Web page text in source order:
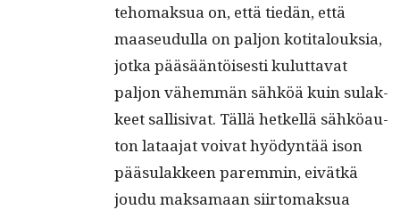
tehomak­sua on, että tiedän, että
maaseudul­la on paljon koti­talouk­sia,
jot­ka pääsään­töis­es­ti kulut­ta­vat
paljon vähem­män sähköä kuin sulak­
keet sal­li­si­vat. Täl­lä het­kel­lä sähköau­
ton lataa­jat voivat hyö­dyn­tää ison
pää­su­lak­keen parem­min, eivätkä
joudu mak­samaan siir­tomak­sua